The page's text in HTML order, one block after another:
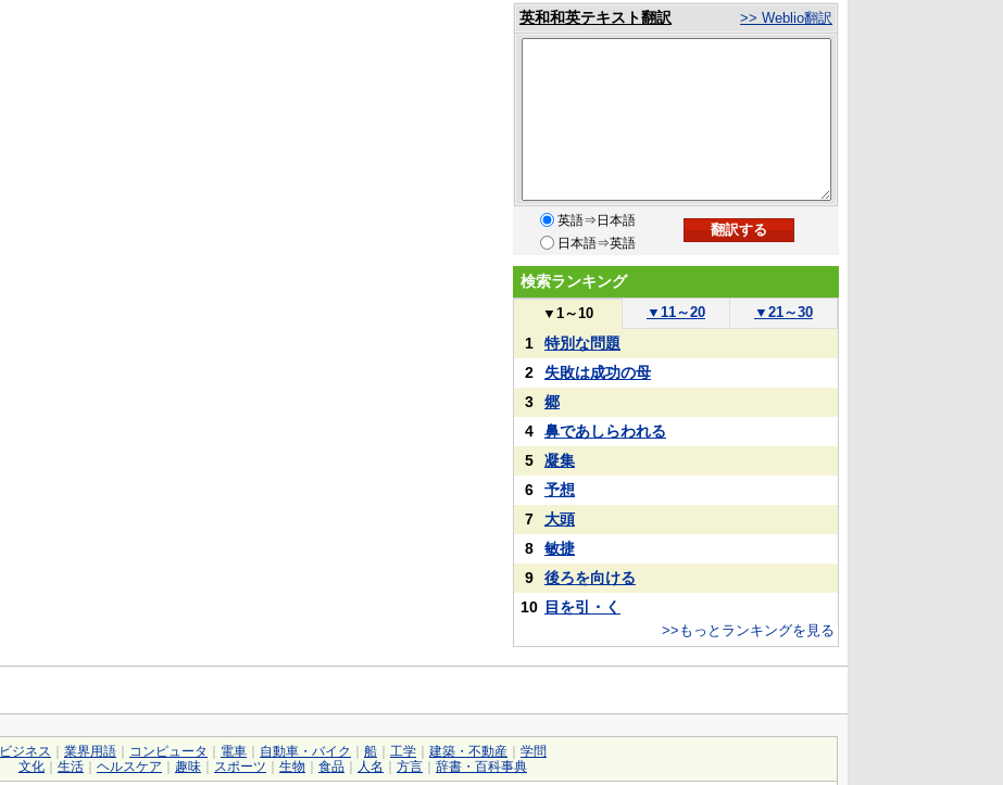
英和和英テキスト翻訳 >> Weblio翻訳
英語⇒日本語
日本語⇒英語
検索ランキング
▼ 1～10 ▼ 11～20 ▼ 21～30
1
特別な問題
2
失敗は成功の母
3
郷
4
鼻であしらわれる
5
凝集
6
予想
7
大頭
8
敏捷
9
後ろを向ける
10 目を引・く
>>もっとランキングを見る
ビジネス 業界用語 コンピュータ 電車 自動車・バイク 船 工学 建築・不動産
学問
文化
生活 ヘルスケア 趣味 スポーツ 生物 食品 人名 方言 辞書・百科事典